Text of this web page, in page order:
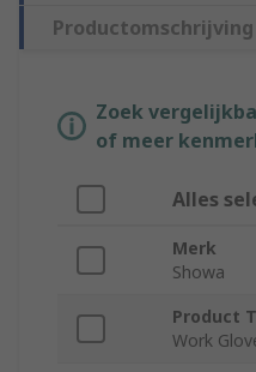
Productomschrijving
Zoek
of meer
Alles
Merk
Showa
Product
Work